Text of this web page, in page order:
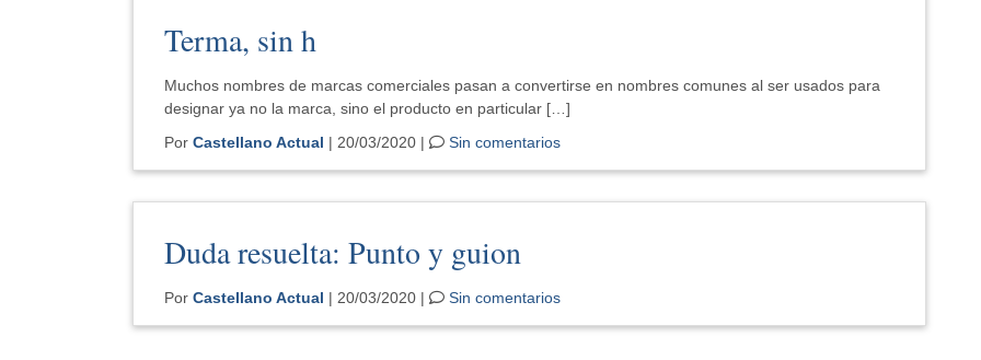
Terma, sin h
Muchos nombres de marcas comerciales pasan a convertirse en nombres comunes al ser usados para
designar ya no la marca, sino el producto en particular […]
Por Castellano Actual | 20/03/2020 | Sin comentarios
Duda resuelta: Punto y guion
Por Castellano Actual | 20/03/2020 | Sin comentarios